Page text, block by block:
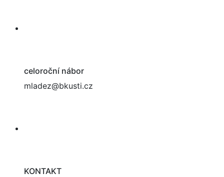
celoroční nábor
mladez@bkusti.cz
KONTAKT